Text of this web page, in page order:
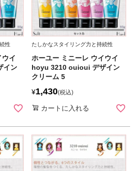
性
イ
イン
たしかなスタイリング力と持続性
ホーユー ミニーレ ウイウイ
hoyu 3210 ouioui デザイン
クリーム 5
¥1,430 税込
カートに入れる